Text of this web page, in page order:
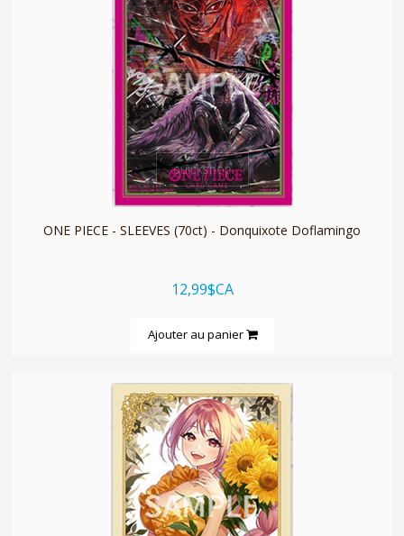
quickshop
ONE PIECE - SLEEVES (70ct) - Donquixote Doflamingo
12,99$CA
Ajouter au panier